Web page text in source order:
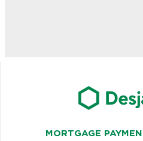
MORTGAGE